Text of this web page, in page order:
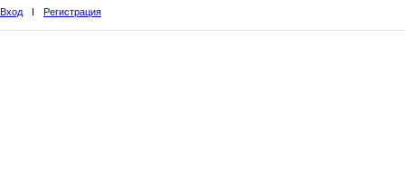
Вход I Регистрация